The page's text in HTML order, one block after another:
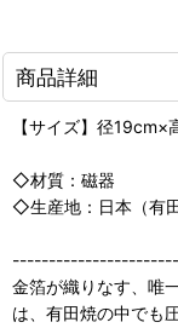
商品詳細
【サイズ】径19cm×
◇材質：磁器
◇生産地：日本（有田
金箔が織りなす、唯
は、有田焼の中でも